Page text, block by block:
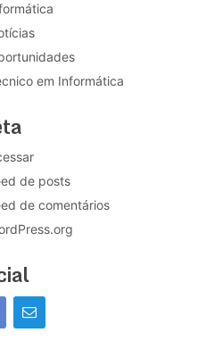
em Informática
de posts
de comentários